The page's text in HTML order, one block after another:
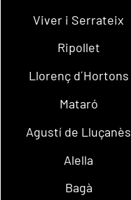
Viver i Serrateix
Ripollet
Llorenç d´Hortons
Mataró
Agustí de Lluçanès
Alella
Bagà